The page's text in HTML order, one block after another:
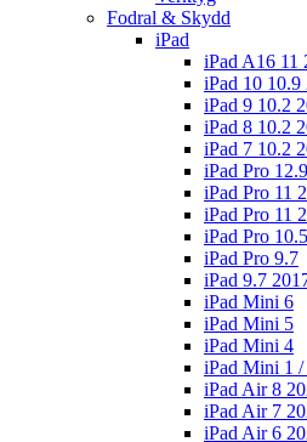
Fodral & Skydd
iPad
iPad A16 11
iPad 10 10.9
iPad 9 10.2
iPad 8 10.2
iPad 7 10.2
iPad Pro 12.9
iPad Pro 11
iPad Pro 11
iPad Pro 10.5
iPad Pro 9.7
iPad 9.7
iPad Mini 6
iPad Mini 5
iPad Mini 4
iPad Mini 1 /
iPad Air 8
iPad Air 7
iPad Air 6